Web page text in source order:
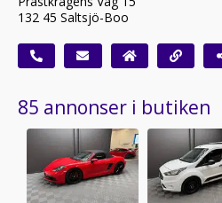
132 45 Saltsjö-Boo
85 annonser i butiken